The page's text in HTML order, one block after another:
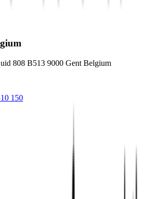
808 B513 9000 Gent Belgium
150